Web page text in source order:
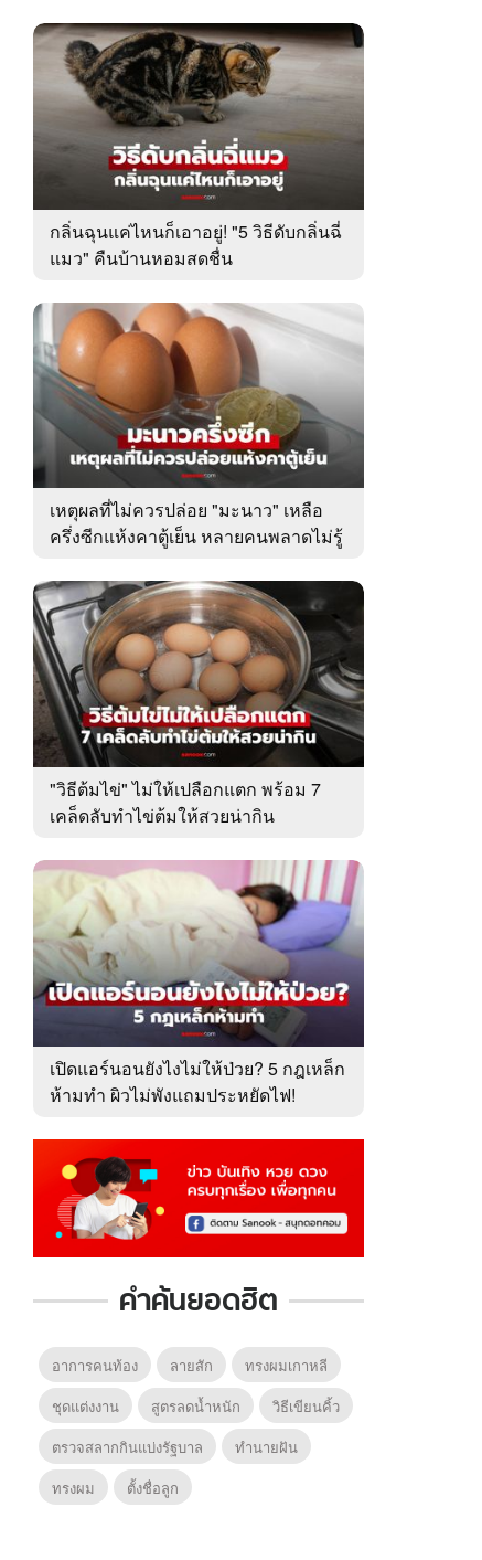
กลิ่นฉุนแค่ไหนก็เอาอยู่! "5 วิธีดับกลิ่นฉี่
แมว" คืนบ้านหอมสดชื่น
เหตุผลที่ไม่ควรปล่อย "มะนาว" เหลือ
ครึ่งซีกแห้งคาตู้เย็น หลายคนพลาดไม่รู้
"วิธีต้มไข่" ไม่ให้เปลือกแตก พร้อม 7
เคล็ดลับทำไข่ต้มให้สวยน่ากิน
เปิดแอร์นอนยังไงไม่ให้ป่วย? 5 กฎเหล็ก
ห้ามทำ ผิวไม่พังแถมประหยัดไฟ!
คำค้นยอดฮิต
อาการคนท้อง ลายสัก
ทรงผมเกาหลี
ชุดแต่งงาน
สูตรลดน้ำหนัก
วิธีเขียนคิ้ว
ตรวจสลากกินแบ่งรัฐบาล
ทำนายฝัน
ทรงผม
ตั้งชื่อลูก